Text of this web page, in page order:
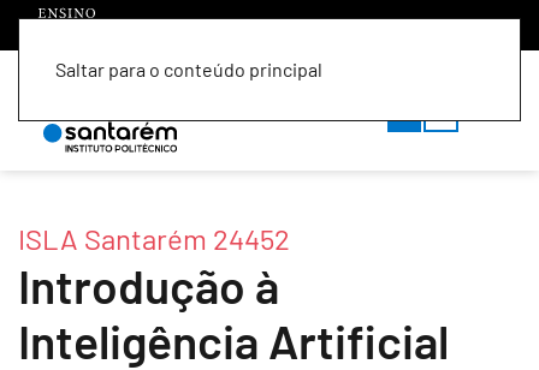
Saltar para o conteúdo principal
ISLA Santarém 24452
Introdução à
Inteligência Artificial